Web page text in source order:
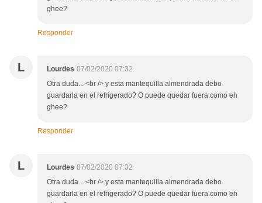
ghee?
Responder
L Lourdes 07/02/2020 07:32
Otra duda... <br /> y esta mantequilla almendrada debo
guardarla en el refrigerado? O puede quedar fuera como eh
ghee?
Responder
L Lourdes 07/02/2020 07:32
Otra duda... <br /> y esta mantequilla almendrada debo
guardarla en el refrigerado? O puede quedar fuera como eh